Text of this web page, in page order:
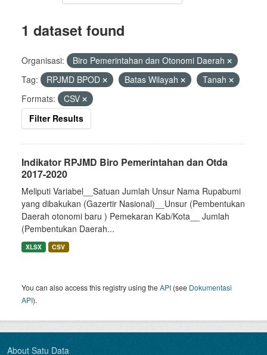
1 dataset found
Organisasi:
Biro Pemerintahan dan Otonomi Daerah
Tag:
RPJMD BPOD Batas Wilayah
Tanah
Formats:
CSV
Filter Results
Indikator RPJMD Biro Pemerintahan dan Otda
2017-2020
Meliputi Variabel__Satuan Jumlah Unsur Nama Rupabumi
yang dibakukan (Gazertir Nasional)__Unsur (Pembentukan
Daerah otonomi baru ) Pemekaran Kab/Kota__ Jumlah
(Pembentukan Daerah...
XLSX CSV
You can also access this registry using theAPI (see Dokumentasi
API).
About Satu Data